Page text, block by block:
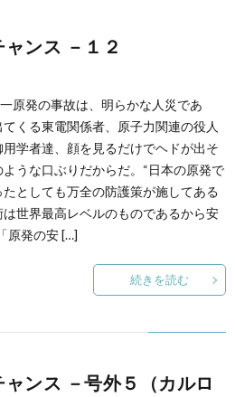
ンス －１２
発の事故は、明らかな人災であ
くる東電関係者、原子力関連の役人
学者達、顔を見るだけでヘドが出そ
うな口ぶりだからだ。“日本の原発で
としても万全の防護策が施してある
世界最高レベルのものであるから安
原発の安 […]
続きを読む
ンス －号外５（カルロ